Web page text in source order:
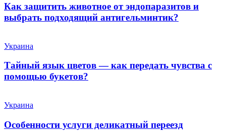
Как защитить животное от эндопаразитов и
выбрать подходящий антигельминтик?
Украина
Тайный язык цветов — как передать чувства с
помощью букетов?
Украина
Особенности услуги деликатный переезд